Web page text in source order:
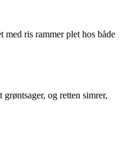
ris rammer plet hos både
og retten simrer,